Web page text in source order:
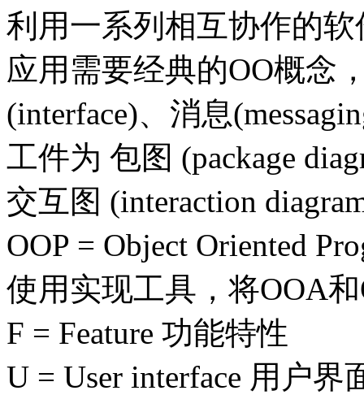
利用一系列相互协作的
应用需要经典的OO概念
(interface)、消息
工件为 包图 (package
交互图 (interaction
OOP = Object Oriented
使用实现工具，将OOA
F = Feature 功能特性
U = User interface 用户界